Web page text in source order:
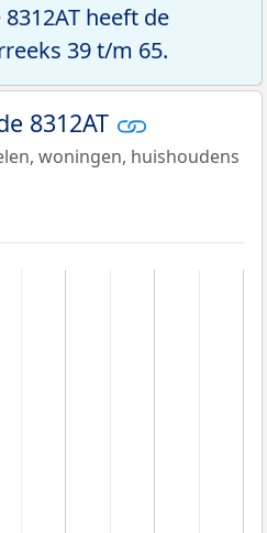
heeft de
39 t/m 65.
8312AT
woningen, huishoudens